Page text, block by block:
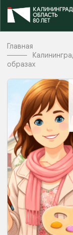
Главная
образах